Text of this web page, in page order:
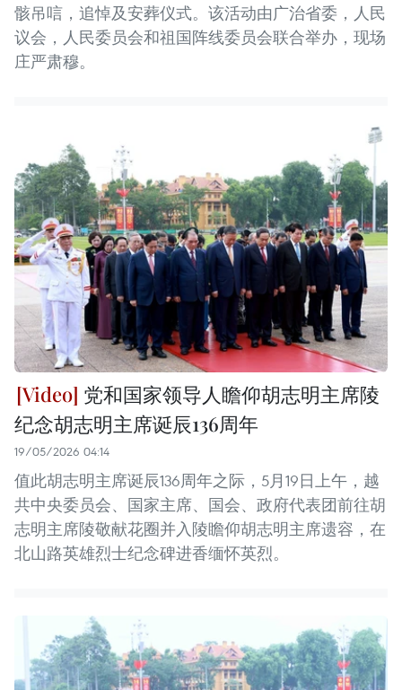
骸吊唁，追悼及安葬仪式。该活动由广治省委，人民
议会，人民委员会和祖国阵线委员会联合举办，现场
庄严肃穆。
党和国家领导人瞻仰胡志明主席陵
纪念胡志明主席诞辰136周年
19/05/2026 04:14
值此胡志明主席诞辰136周年之际，5月19日上午，越
共中央委员会、国家主席、国会、政府代表团前往胡
志明主席陵敬献花圈并入陵瞻仰胡志明主席遗容，在
北山路英雄烈士纪念碑进香缅怀英烈。